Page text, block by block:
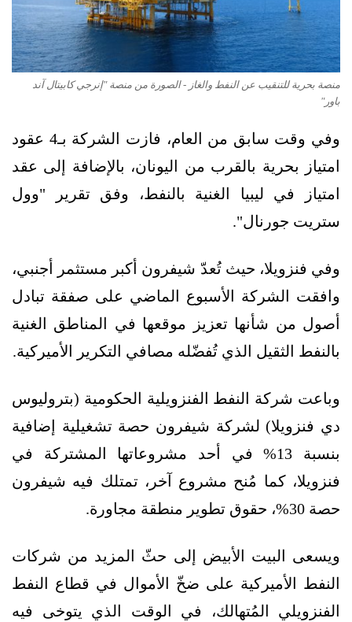
منصة بحرية للتنقيب عن النفط والغاز - الصورة من منصة "إنرجي كابيتال آند
باور"
وفي وقت سابق من العام، فازت الشركة بـ4 عقود
امتياز بحرية بالقرب من اليونان، بالإضافة إلى عقد
امتياز في ليبيا الغنية بالنفط، وفق تقرير "وول
ستريت جورنال".
وفي فنزويلا، حيث تُعدّ شيفرون أكبر مستثمر أجنبي،
وافقت الشركة الأسبوع الماضي على صفقة تبادل
أصول من شأنها تعزيز موقعها في المناطق الغنية
بالنفط الثقيل الذي تُفضّله مصافي التكرير الأميركية.
وباعت شركة النفط الفنزويلية الحكومية (بتروليوس
دي فنزويلا) لشركة شيفرون حصة تشغيلية إضافية
بنسبة 13% في أحد مشروعاتها المشتركة في
فنزويلا، كما مُنح مشروع آخر، تمتلك فيه شيفرون
حصة 30%، حقوق تطوير منطقة مجاورة.
ويسعى البيت الأبيض إلى حثّ المزيد من شركات
النفط الأميركية على ضخّ الأموال في قطاع النفط
الفنزويلي المُتهالك، في الوقت الذي يتوخى فيه